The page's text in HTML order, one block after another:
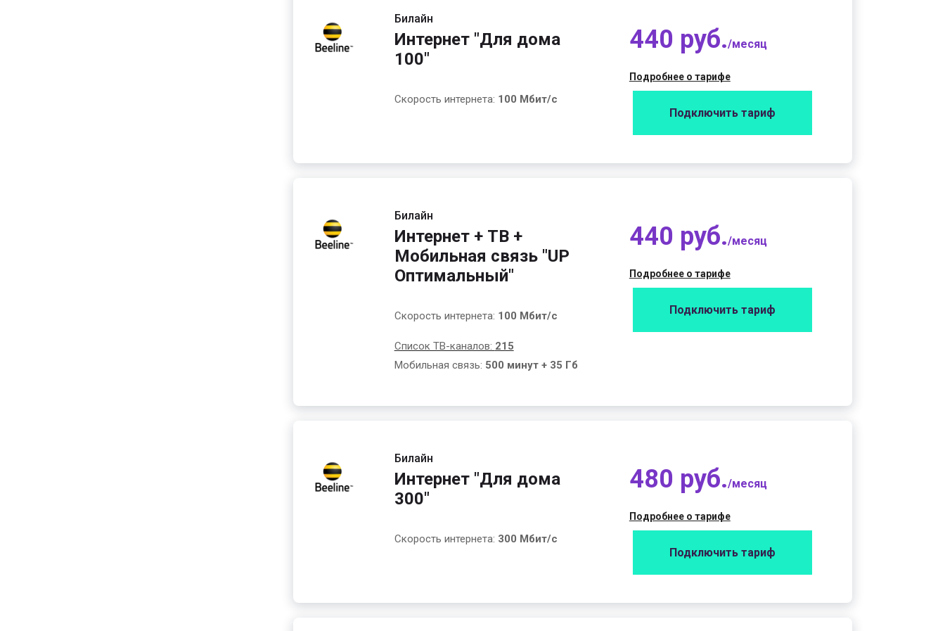
Билайн
Интернет "Для дома
100"
Скорость интернета: 100 Мбит/с
440 руб./месяц
Подробнее о тарифе
Подключить тариф
Билайн
Интернет + ТВ +
Мобильная связь "UP
Оптимальный"
Скорость интернета: 100 Мбит/с
Список ТВ-каналов: 215
Мобильная связь: 500 минут + 35 Гб
440 руб./месяц
Подробнее о тарифе
Подключить тариф
Билайн
Интернет "Для дома
300"
Скорость интернета: 300 Мбит/с
480 руб./месяц
Подробнее о тарифе
Подключить тариф